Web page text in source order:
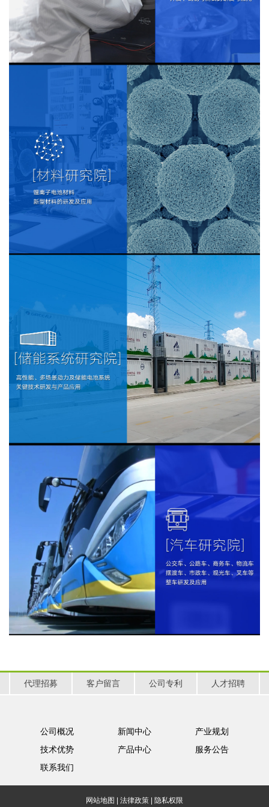
代理招募 客户留言 公司专利 人才招聘
公司概况 新闻中心
产业规划
技术优势
产品中心
服务公告
联系我们
网站地图 | 法律政策 | 隐私权限